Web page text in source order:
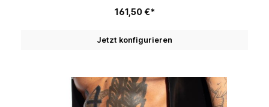
161,50 €*
Jetzt konfigurieren